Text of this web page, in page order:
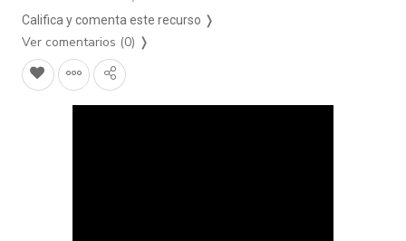
Califica y comenta este recurso ❭
Ver comentarios (0) ❭